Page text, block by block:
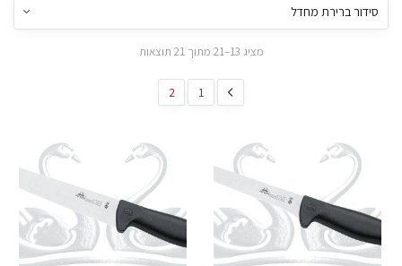
מציג 13–21 מתוך 21 תוצאות
1
2